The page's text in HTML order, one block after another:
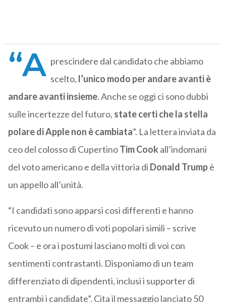
“A prescindere dal candidato che abbiamo
scelto, l’unico modo per andare avanti è
andare avanti insieme. Anche se oggi ci sono dubbi
sulle incertezze del futuro, state certi che la stella
polare di Apple non è cambiata”. La lettera inviata da
ceo del colosso di CupertinoTim Cookall’indomani
del voto americano e della vittoria di Donald Trumpè
un appello all’unità.
“I candidati sono apparsi così differenti e hanno
ricevuto un numero di voti popolari simili – scrive
Cook – e ora i postumi lasciano molti di voi con
sentimenti contrastanti. Disponiamo di un team
differenziato di dipendenti, inclusi i supporter di
entrambi i candidate”. Cita il messaggio lanciato 50